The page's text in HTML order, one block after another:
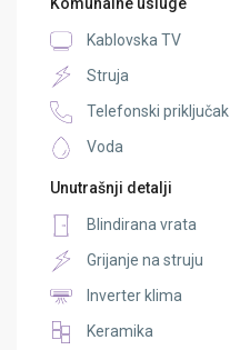
Kablovska TV
Struja
Telefonski priključak
Voda
Unutrašnji detalji
Blindirana vrata
Grijanje na struju
Inverter klima
Keramika